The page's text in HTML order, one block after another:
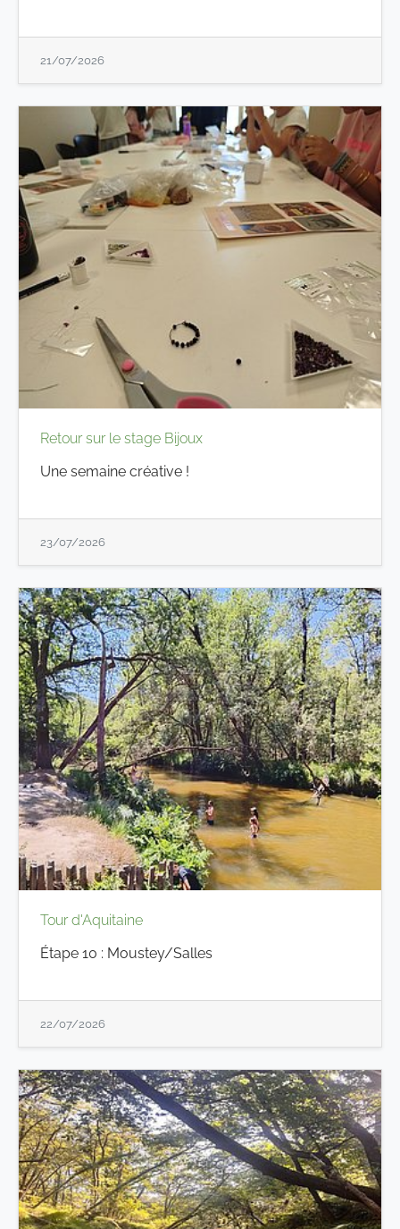
21/07/2026
Retour sur le stage Bijoux
Une semaine créative !
23/07/2026
Tour d'Aquitaine
Étape 10 : Moustey/Salles
22/07/2026